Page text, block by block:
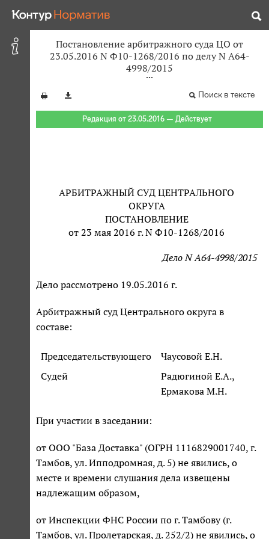
Постановление арбитражного суда ЦО от
23.05.2016 N Ф10-1268/2016 по делу N А64-
4998/2015
Поиск в тексте
Редакция от 23.05.2016 — Действует
АРБИТРАЖНЫЙ СУД ЦЕНТРАЛЬНОГО
ОКРУГА
ПОСТАНОВЛЕНИЕ
от 23 мая 2016 г. N Ф10-1268/2016
Дело N А64-4998/2015
Дело рассмотрено 19.05.2016 г.
Арбитражный суд Центрального округа в
составе:
Председательствующего
Чаусовой Е.Н.
Судей
Радюгиной Е.А.,
Ермакова М.Н.
При участии в заседании:
от ООО "База Доставка" (ОГРН 1116829001740, г.
Тамбов, ул. Ипподромная, д. 5) не явились, о
месте и времени слушания дела извещены
надлежащим образом,
от Инспекции ФНС России по г. Тамбову (г.
Тамбов, ул. Пролетарская, д. 252/2) не явились, о